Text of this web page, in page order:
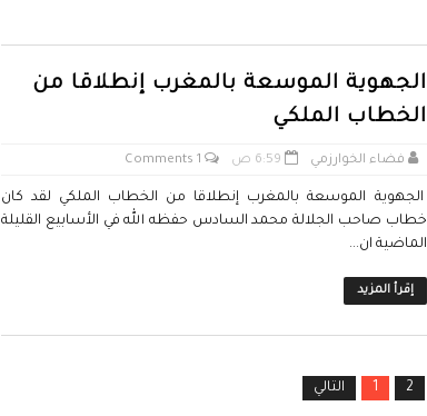
الجهوية الموسعة بالمغرب إنطلاقا من
الخطاب الملكي
فضاء الخوارزمي 6:59 ص 1 Comments
الجهوية الموسعة بالمغرب إنطلاقا من الخطاب الملكي لقد كان
خطاب صاحب الجلالة محمد السادس حفظه الله في الأسابيع القليلة
الماضية ان...
إقرأ المزيد
1 2 التالي